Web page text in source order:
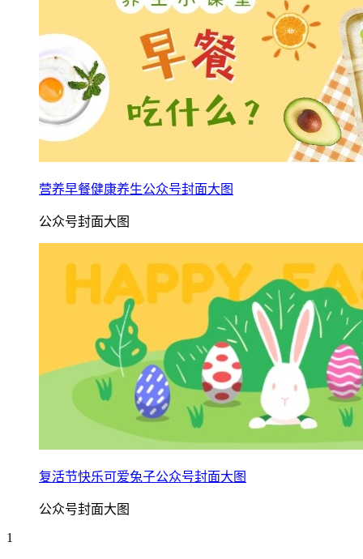
营养早餐健康养生公众号封面大图
公众号封面大图
复活节快乐可爱兔子公众号封面大图
公众号封面大图
1